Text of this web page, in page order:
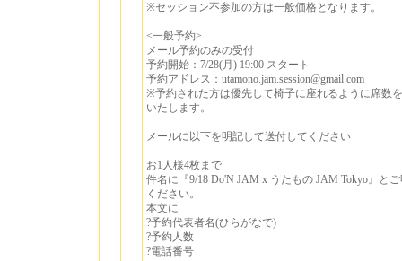
※セッション不参加の方は一般価格となります。
<一般予約>
メール予約のみの受付
予約開始：7/28(月) 19:00 スタート
予約アドレス：utamono.jam.session@gmail.com
※予約された方は優先して椅子に座れるように席数
いたします。
メールに以下を明記して送付してください
お1人様4枚まで
件名に『9/18 Do'N JAM x うたもの JAM Tokyo』と
ください。
本文に
?予約代表者名(ひらがなで)
?予約人数
?電話番号